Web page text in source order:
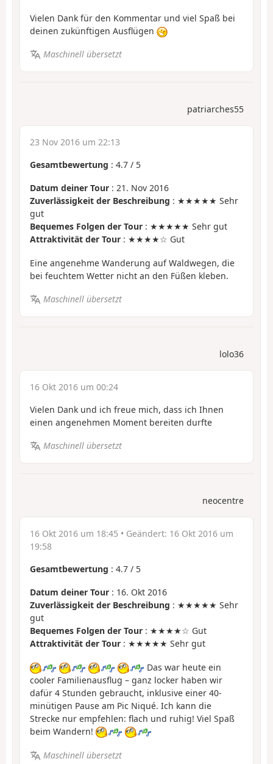
Vielen Dank für den Kommentar und viel Spaß bei
deinen zukünftigen Ausflügen
Maschinell übersetzt
patriarches55
23 Nov 2016 um 22:13
Gesamtbewertung : 4.7 / 5
Datum deiner Tour : 21. Nov 2016
Zuverlässigkeit der Beschreibung : ★★★★★ Sehr
gut
Bequemes Folgen der Tour : ★★★★★ Sehr gut
Attraktivität der Tour : ★★★★☆ Gut
Eine angenehme Wanderung auf Waldwegen, die
bei feuchtem Wetter nicht an den Füßen kleben.
Maschinell übersetzt
lolo36
16 Okt 2016 um 00:24
Vielen Dank und ich freue mich, dass ich Ihnen
einen angenehmen Moment bereiten durfte
Maschinell übersetzt
neocentre
16 Okt 2016 um 18:45 • Geändert: 16 Okt 2016 um
19:58
Gesamtbewertung : 4.7 / 5
Datum deiner Tour : 16. Okt 2016
Zuverlässigkeit der Beschreibung : ★★★★★ Sehr
gut
Bequemes Folgen der Tour : ★★★★☆ Gut
Attraktivität der Tour : ★★★★★ Sehr gut
Das war heute ein
cooler Familienausflug – ganz locker haben wir
dafür 4 Stunden gebraucht, inklusive einer 40-
minütigen Pause am Pic Niqué. Ich kann die
Strecke nur empfehlen: flach und ruhig! Viel Spaß
beim Wandern!
Maschinell übersetzt